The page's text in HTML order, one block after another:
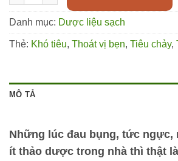
Danh mục: Dược liệu sạch
Thẻ: Khó tiêu, Thoát vị bẹn, Tiêu chảy,
MÔ TẢ
Những lúc đau bụng, tức ngực,
ít thảo dược trong nhà thì thật